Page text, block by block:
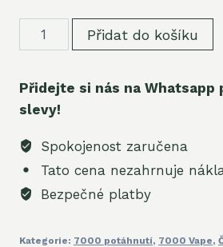
Množství
produktu
Přidat do košíku
Přidejte si nás na Whatsapp
slevy!
Spokojenost zaručena
Tato cena nezahrnuje
Bezpečné platby
Kategorie: 7000 potáhnutí, 7000 Vape,